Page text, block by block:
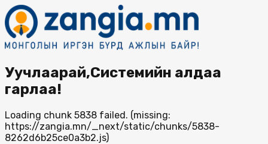
Уучлаарай,Системийн алдаа
гарлаа!
Loading chunk 5838 failed. (missing:
https://zangia.mn/_next/static/chunks/5838-
8262d6b25ce0a3b2.js)